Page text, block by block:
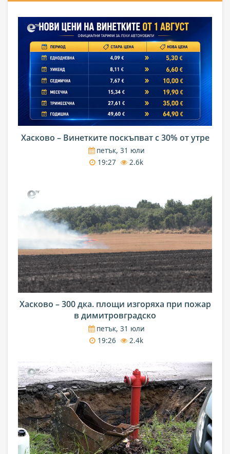
Хасково – Винетките поскъпват с 30% от утре
петък, 31 юли
19:27
2.6k
Хасково – 300 дка. площи изгоряха при пожар
в димитровградско
петък, 31 юли
19:26
2.4k